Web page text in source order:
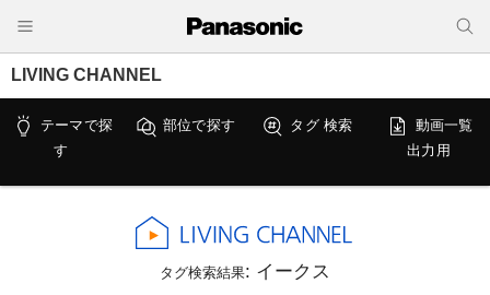
LIVING CHANNEL
テーマで探
す
部位で探す タグ 検索
動画一覧
出力用
タグ検索結果: イークス